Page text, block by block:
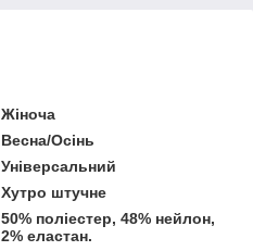
Жіноча
Весна/Осінь
Універсальний
Хутро штучне
50% поліестер, 48% нейлон,
2% еластан.